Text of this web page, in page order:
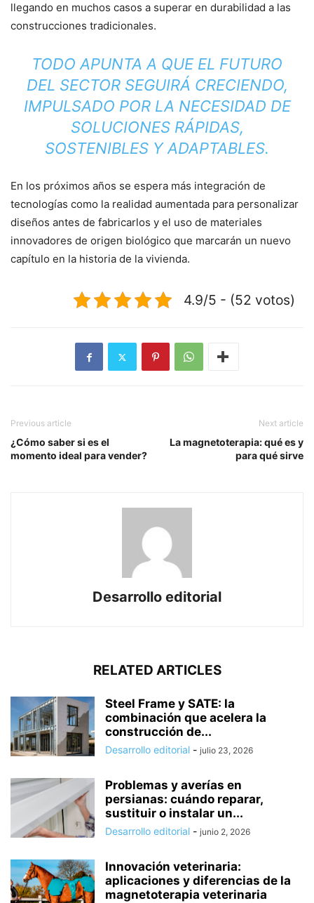
llegando en muchos casos a superar en durabilidad a las
construcciones tradicionales.
TODO APUNTA A QUE EL FUTURO
DEL SECTOR SEGUIRÁ CRECIENDO,
IMPULSADO POR LA NECESIDAD DE
SOLUCIONES RÁPIDAS,
SOSTENIBLES Y ADAPTABLES.
En los próximos años se espera más integración de
tecnologías como la realidad aumentada para personalizar
diseños antes de fabricarlos y el uso de materiales
innovadores de origen biológico que marcarán un nuevo
capítulo en la historia de la vivienda.
4.9/5 - (52 votos)
Previous article
¿Cómo saber si es el
momento ideal para vender?
Next article
La magnetoterapia: qué es y
para qué sirve
Desarrollo editorial
RELATED ARTICLES
Steel Frame y SATE: la
combinación que acelera la
construcción de...
Desarrollo editorial - julio 23, 2026
Problemas y averías en
persianas: cuándo reparar,
sustituir o instalar un...
Desarrollo editorial - junio 2, 2026
Innovación veterinaria:
aplicaciones y diferencias de la
magnetoterapia veterinaria